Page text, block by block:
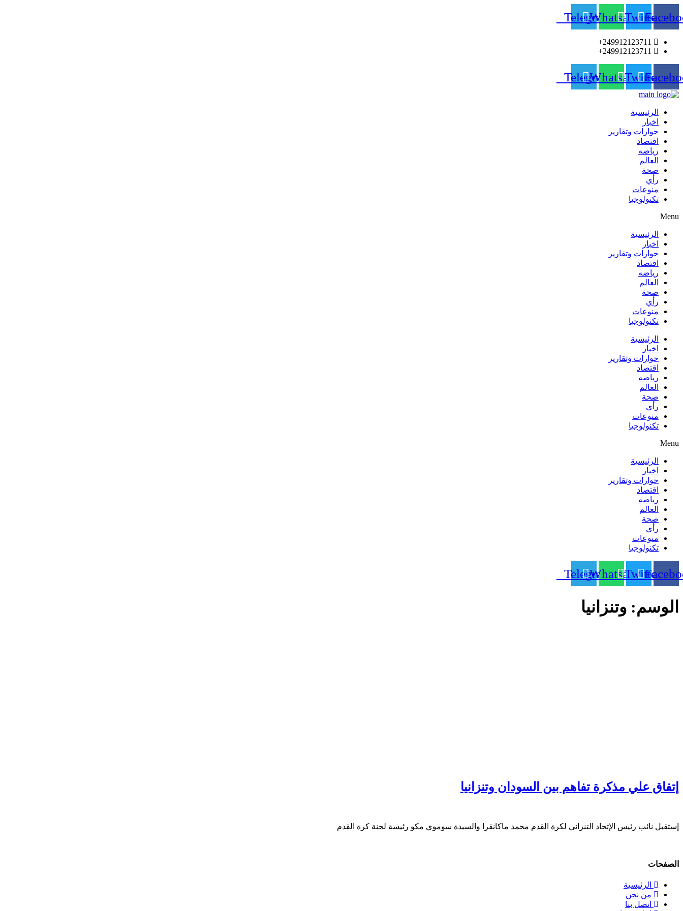
Twitter
Whatsapp
Telegram
249912123711+
249912123711+
Twitter
Whatsapp
Telegram
الرئيسية
اخبار
حوارات وتقارير
اقتصاد
رياضه
العالم
صحة
رأي
منوعات
تكنولوجيا
Menu
الرئيسية
اخبار
حوارات وتقارير
اقتصاد
رياضه
العالم
صحة
رأي
منوعات
تكنولوجيا
الرئيسية
اخبار
حوارات وتقارير
اقتصاد
رياضه
العالم
صحة
رأي
منوعات
تكنولوجيا
Menu
الرئيسية
اخبار
حوارات وتقارير
اقتصاد
رياضه
العالم
صحة
رأي
منوعات
تكنولوجيا
Twitter
Whatsapp
Telegram
الوسم: وتنزانيا
إتفاق علي مذكرة تفاهم بين السودان وتنزانيا
إستقبل نائب رئيس الإتحاد التنزاني لكرة القدم محمد ماكانقرا والسيدة سوموي مكو رئيسة لجنة كرة القدم
الصفحات
الرئيسية
من نحن
اتصل بنا